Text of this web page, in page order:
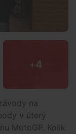
+4
na
v úterý
MotoGP. Kolik